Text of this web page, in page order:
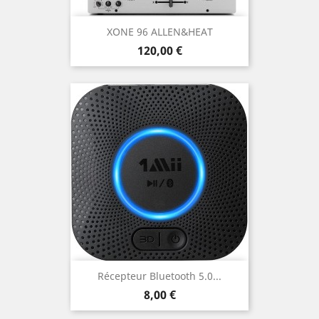
XONE 96 ALLEN&HEAT
Prix
120,00 €
Récepteur Bluetooth 5.0...
Prix
8,00 €